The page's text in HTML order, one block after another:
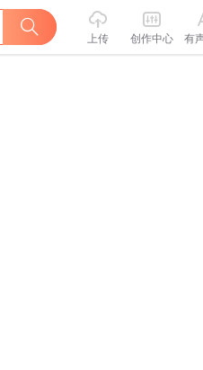
上传 创作中心 有